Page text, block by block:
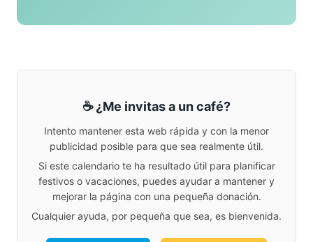
☕ ¿Me invitas a un café?
Intento mantener esta web rápida y con la menor
publicidad posible para que sea realmente útil.
Si este calendario te ha resultado útil para planificar
festivos o vacaciones, puedes ayudar a mantener y
mejorar la página con una pequeña donación.
Cualquier ayuda, por pequeña que sea, es bienvenida.